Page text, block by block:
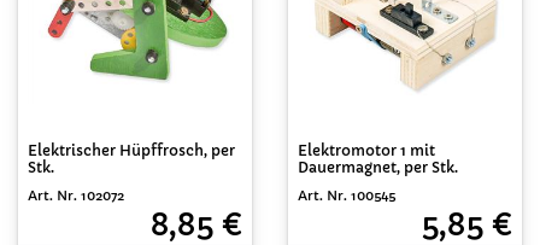
Elektrischer Hüpffrosch, per
Stk.
Art. Nr. 102072
8,85 €
Elektromotor 1 mit
Dauermagnet, per Stk.
Art. Nr. 100545
5,85 €